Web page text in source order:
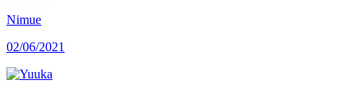
Nimue
02/06/2021